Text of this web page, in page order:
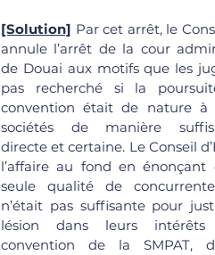
[Solution] Par cet arrêt, le
annule l’arrêt de la cour
de Douai aux motifs que les
pas recherché si la
convention était de nature à
sociétés de manière
directe et certaine. Le Conseil
l’affaire au fond en énonçant
seule qualité de
n’était pas suffisante pour
lésion dans leurs
convention de la SMPAT,